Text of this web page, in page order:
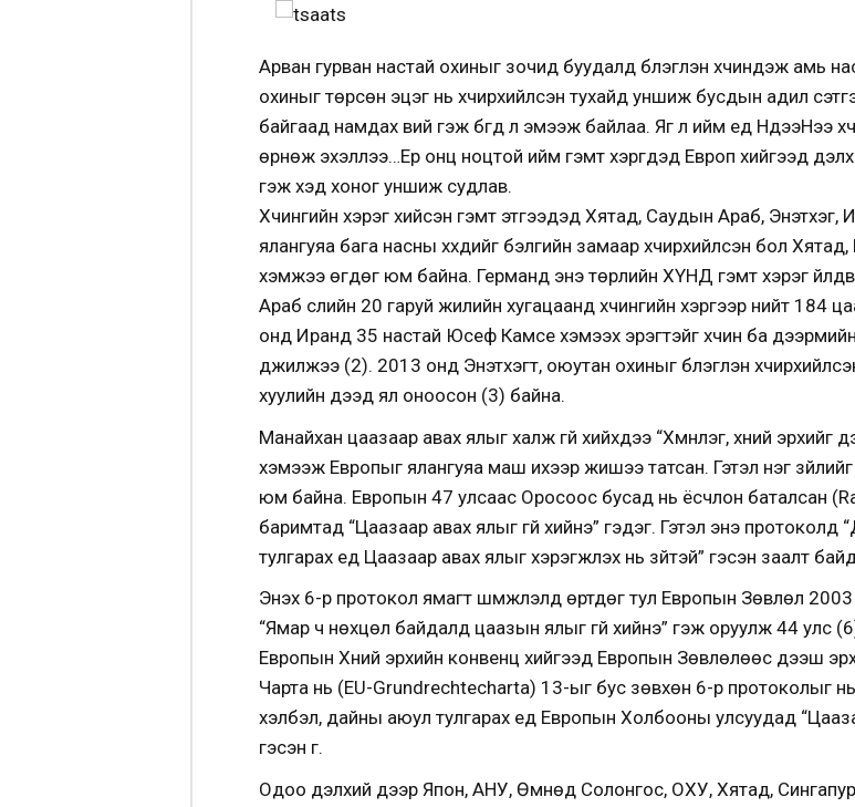
Арван гурван настай охиныг зочид буудалд бүлэглэн хүчиндэж амь
охиныг төрсөн эцэг нь хүчирхийлсэн тухайд уншиж бусдын адил
байгаад намдах вий гэж бүгд л эмээж байлаа. Яг л ийм үед НүдээНээ
өрнөж эхэллээ…Ер онц ноцтой ийм гэмт хэргүүдэд Европ хийгээд
гэж хэд хоног уншиж судлав.
Хүчингийн хэрэг хийсэн гэмт этгээдэд Хятад, Саудын Араб, Энэтхэг,
ялангуяа бага насны хүүхдийг бэлгийн замаар хүчирхийлсэн бол
хэмжээ өгдөг юм байна. Германд энэ төрлийн ХҮНД гэмт хэрэг
Араб сүүлийн 20 гаруй жилийн хугацаанд хүчингийн хэргээр нийт 184
онд Иранд 35 настай Юүсеф Камсе хэмээх эрэгтэйг хүчин ба
дүүжилжээ (2). 2013 онд Энэтхэгт, оюутан охиныг бүлэглэн
хуулийн дээд ял оноосон (3) байна.
Манайхан цаазаар авах ялыг халж үгүй хийхдээ “Хүмүүнлэг, хүний
хэмээж Европыг ялангуяа маш ихээр жишээ татсан. Гэтэл нэг зүйлийг
юм байна. Европын 47 улсаас Оросоос бусад нь ёсчлон баталсан
баримтад “Цаазаар авах ялыг үгүй хийнэ” гэдэг. Гэтэл энэ
тулгарах үед Цаазаар авах ялыг хэрэгжүүлэх нь зүйтэй” гэсэн заалт
Энэхүү 6-р протокол ямагт шүүмжлэлд өртдөг тул Европын Зөвлөл
“Ямар ч нөхцөл байдалд цаазын ялыг үгүй хийнэ” гэж оруулж 44 улс
Европын Хүний эрхийн конвенц хийгээд Европын Зөвлөлөөс дээш
Чарта нь (EU-Grundrechtecharta) 13-ыг бус зөвхөн 6-р протоколыг
хэлбэл, дайны аюул тулгарах үед Европын Холбооны улсуудад
гэсэн үг.
Одоо дэлхий дээр Япон, АНУ, Өмнөд Солонгос, ОХУ, Хятад, Сингапур